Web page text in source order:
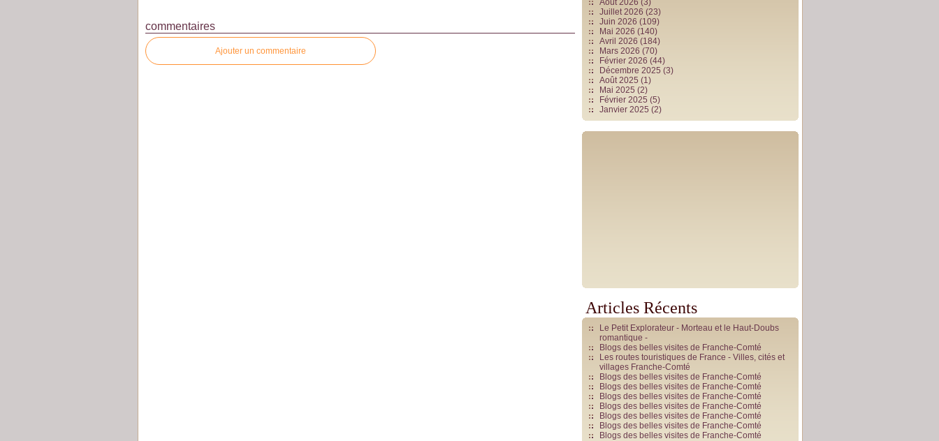
commentaires
Ajouter un commentaire
Août 2026 (3)
Juillet 2026 (23)
Juin 2026 (109)
Mai 2026 (140)
Avril 2026 (184)
Mars 2026 (70)
Février 2026 (44)
Décembre 2025 (3)
Août 2025 (1)
Mai 2025 (2)
Février 2025 (5)
Janvier 2025 (2)
Articles Récents
Le Petit Explorateur - Morteau et le Haut-Doubs
romantique -
Blogs des belles visites de Franche-Comté
Les routes touristiques de France - Villes, cités et
villages Franche-Comté
Blogs des belles visites de Franche-Comté
Blogs des belles visites de Franche-Comté
Blogs des belles visites de Franche-Comté
Blogs des belles visites de Franche-Comté
Blogs des belles visites de Franche-Comté
Blogs des belles visites de Franche-Comté
Blogs des belles visites de Franche-Comté